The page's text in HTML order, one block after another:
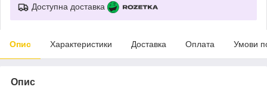
Доступна доставка
Опис Характеристики Доставка Оплата Умови
Опис